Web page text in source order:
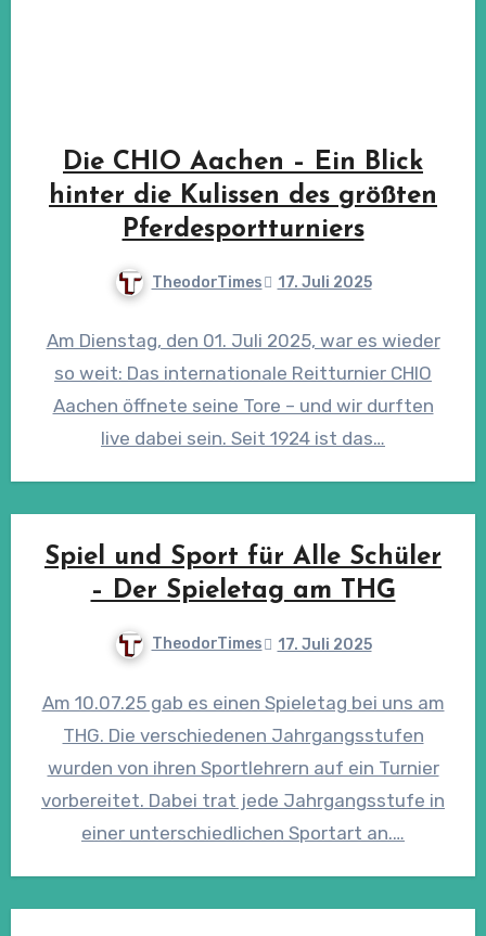
Die CHIO Aachen – Ein Blick
hinter die Kulissen des größten
Pferdesportturniers
TheodorTimes 17. Juli 2025
Am Dienstag, den 01. Juli 2025, war es wieder
so weit: Das internationale Reitturnier CHIO
Aachen öffnete seine Tore – und wir durften
live dabei sein. Seit 1924 ist das…
Spiel und Sport für Alle Schüler
– Der Spieletag am THG
TheodorTimes 17. Juli 2025
Am 10.07.25 gab es einen Spieletag bei uns am
THG. Die verschiedenen Jahrgangsstufen
wurden von ihren Sportlehrern auf ein Turnier
vorbereitet. Dabei trat jede Jahrgangsstufe in
einer unterschiedlichen Sportart an.…